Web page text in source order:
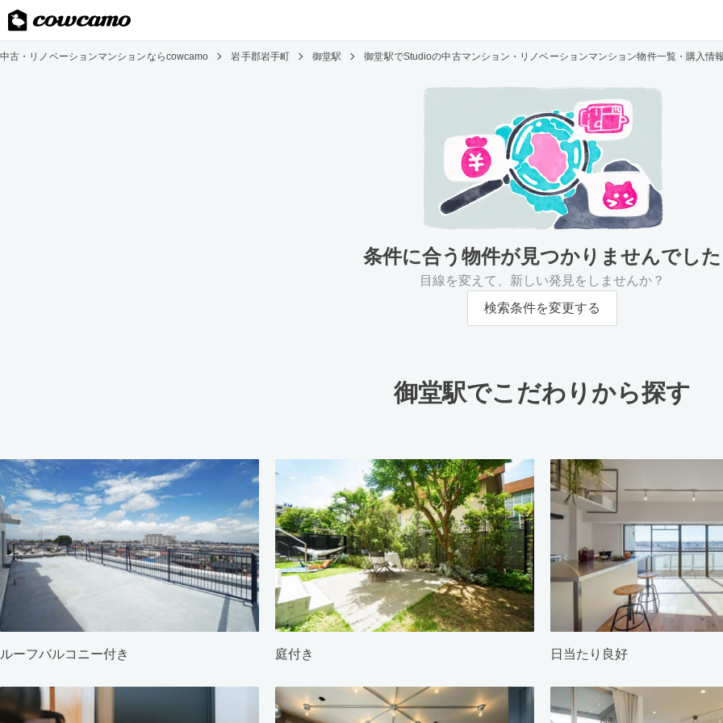
中古・リノベーションマンションならcowcamo 岩手郡岩手町 御堂駅 御堂駅でStudioの中古マンション・リノベーションマンション物件一覧・購入情
条件に合う物件が見つかりませんでした
目線を変えて、新しい発見をしませんか？
検索条件を変更する
御堂駅でこだわりから探す
ルーフバルコニー付き 庭付き 日当たり良好